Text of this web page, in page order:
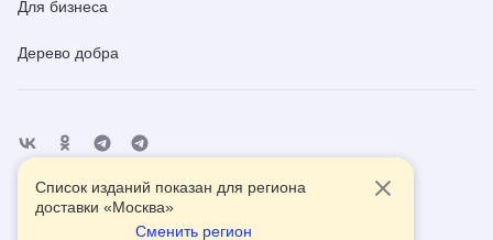
Для бизнеса
Дерево добра
Помощь Контакты
Список изданий показан для региона
доставки «Москва»
Сменить регион